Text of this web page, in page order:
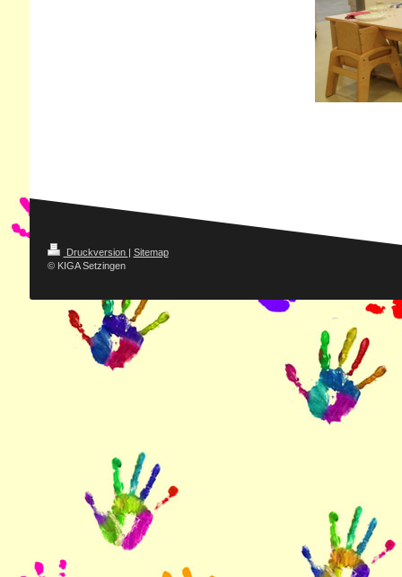
Druckversion
Sitemap
© KIGA Setzingen